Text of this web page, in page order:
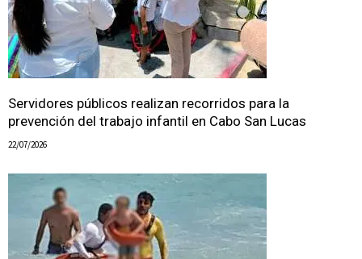
Servidores públicos realizan recorridos para la
prevención del trabajo infantil en Cabo San Lucas
22/07/2026